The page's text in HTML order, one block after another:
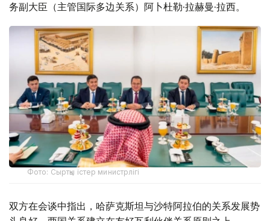
务副大臣（主管国际多边关系）阿卜杜勒·拉赫曼·拉西。
Фото: Сыртқы істер министрлігі
双方在会谈中指出，哈萨克斯坦与沙特阿拉伯的关系发展势